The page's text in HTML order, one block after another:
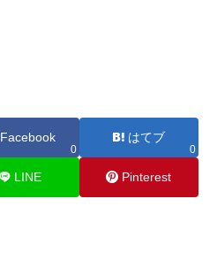
Facebook
0
はてブ
0
LINE Pinterest